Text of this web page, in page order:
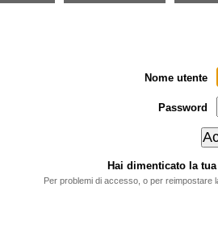
Nome utente
Password
Hai dimenticato la
Per problemi di accesso, o per reimpostare